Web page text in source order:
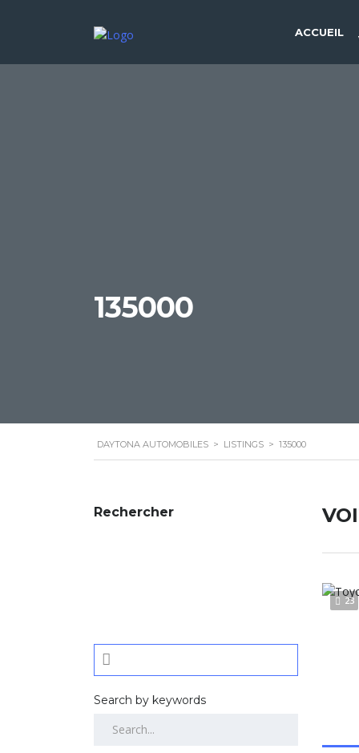
ACCUEIL
135000
DAYTONA AUTOMOBILES > LISTINGS > 135000
Rechercher
Search by keywords
23